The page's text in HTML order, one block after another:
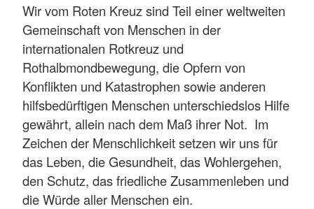
Wir vom Roten Kreuz sind Teil einer weltweiten
Gemeinschaft von Menschen in der
internationalen Rotkreuz und
Rothalbmondbewegung, die Opfern von
Konflikten und Katastrophen sowie anderen
hilfsbedürftigen Menschen unterschiedslos Hilfe
gewährt, allein nach dem Maß ihrer Not. Im
Zeichen der Menschlichkeit setzen wir uns für
das Leben, die Gesundheit, das Wohlergehen,
den Schutz, das friedliche Zusammenleben und
die Würde aller Menschen ein.